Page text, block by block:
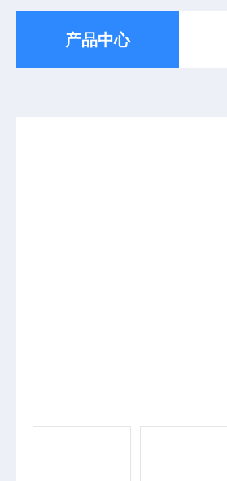
产品中心